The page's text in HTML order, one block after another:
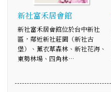
新社富禾居會館
新社富禾居會館位於台中新社
區，鄰近新社莊園（新社古
堡）、薰衣草森林、新社花海、
東勢林場、四角林…